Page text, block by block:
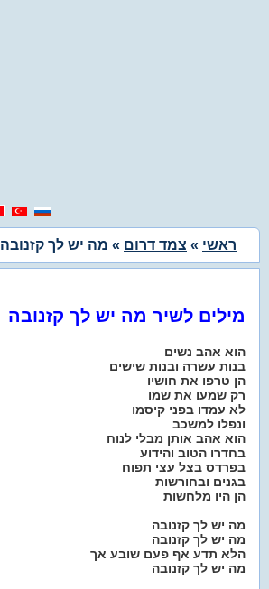
ראשי » צמד דרום » מה יש לך קזנובה
מילים לשיר מה יש לך קזנובה
הוא אהב נשים
בנות עשרה ובנות שישים
הן טרפו את חושיו
רק שמעו את שמו
לא עמדו בפני קיסמו
ונפלו למשכב
הוא אהב אותן מבלי לנוח
בחדרו הטוב והידוע
בפרדס בצל עצי תפוח
בגנים ובחורשות
הן היו מלחשות
מה יש לך קזנובה
מה יש לך קזנובה
הלא תדע אף פעם שובע אך
מה יש לך קזנובה